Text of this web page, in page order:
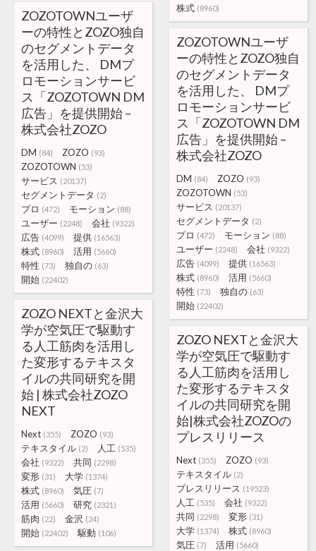
株式 (8960)
ZOZOTOWNユーザ
ーの特性とZOZO独自
のセグメントデータ
を活用した、 DMプ
ロモーションサービ
ス「ZOZOTOWN DM
広告」を提供開始 –
株式会社ZOZO
DM (84) ZOZO (93)
ZOZOTOWN (53)
サービス (20137)
セグメントデータ (2)
プロ (472) モーション (88)
ユーザー (2248) 会社 (9322)
広告 (4099) 提供 (16563)
株式 (8960) 活用 (5660)
特性 (73) 独自の (63)
開始 (22402)
ZOZOTOWNユーザ
ーの特性とZOZO独自
のセグメントデータ
を活用した、 DMプ
ロモーションサービ
ス「ZOZOTOWN DM
広告」を提供開始 –
株式会社ZOZO
DM (84) ZOZO (93)
ZOZOTOWN (53)
サービス (20137)
セグメントデータ (2)
プロ (472) モーション (88)
ユーザー (2248) 会社 (9322)
広告 (4099) 提供 (16563)
株式 (8960) 活用 (5660)
特性 (73) 独自の (63)
開始 (22402)
ZOZO NEXTと金沢大
学が空気圧で駆動す
る人工筋肉を活用し
た変形するテキスタ
イルの共同研究を開
始 | 株式会社ZOZO
NEXT
Next (355) ZOZO (93)
テキスタイル (2) 人工 (535)
会社 (9322) 共同 (2298)
変形 (31) 大学 (1374)
株式 (8960) 気圧 (7)
活用 (5660) 研究 (2321)
筋肉 (22) 金沢 (24)
開始 (22402) 駆動 (106)
ZOZO NEXTと金沢大
学が空気圧で駆動す
る人工筋肉を活用し
た変形するテキスタ
イルの共同研究を開
始|株式会社ZOZOの
プレスリリース
Next (355) ZOZO (93)
テキスタイル (2)
プレスリリース (19523)
人工 (535) 会社 (9322)
共同 (2298) 変形 (31)
大学 (1374) 株式 (8960)
気圧 (7) 活用 (5660)